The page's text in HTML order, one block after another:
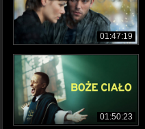
01:47:19
01:50:23